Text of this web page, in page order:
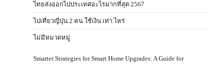
ไทยส่งออกไปประเทศอะไรมากที่สุด 2567
ไปเที่ยวญี่ปุ่น 2 คน ใช้เงิน เท่า ไหร่
ไม่มีหมวดหมู่
Smarter Strategies for Smart Home Upgrades: A Guide for